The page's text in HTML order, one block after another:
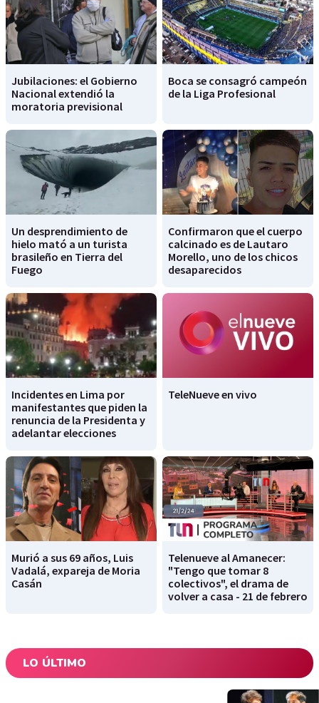
Jubilaciones: el Gobierno
Nacional extendió la
moratoria previsional
Boca se consagró campeón
de la Liga Profesional
Un desprendimiento de
hielo mató a un turista
brasileño en Tierra del
Fuego
Confirmaron que el cuerpo
calcinado es de Lautaro
Morello, uno de los chicos
desaparecidos
Incidentes en Lima por
manifestantes que piden la
renuncia de la Presidenta y
adelantar elecciones
TeleNueve en vivo
Murió a sus 69 años, Luis
Vadalá, expareja de Moria
Casán
Telenueve al Amanecer:
"Tengo que tomar 8
colectivos", el drama de
volver a casa - 21 de febrero
LO ÚLTIMO